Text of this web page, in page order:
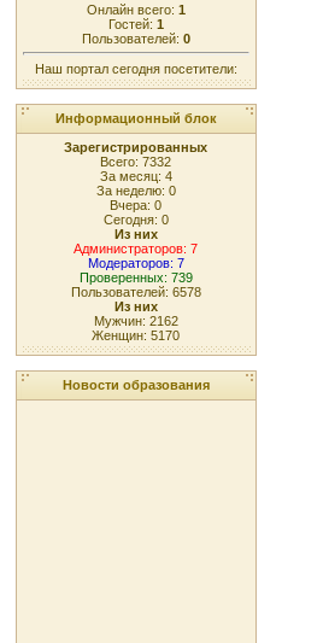
Онлайн всего: 1
Гостей: 1
Пользователей: 0
Наш портал сегодня посетители:
Информационный блок
Зарегистрированных
Всего: 7332
За месяц: 4
За неделю: 0
Вчера: 0
Сегодня: 0
Из них
Администраторов: 7
Модераторов: 7
Проверенных: 739
Пользователей: 6578
Из них
Мужчин: 2162
Женщин: 5170
Новости образования